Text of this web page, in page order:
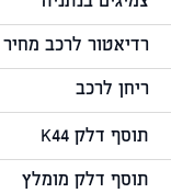
רדיאטור לרכב מחיר
ריחן לרכב
תוסף דלק K44
תוסף דלק מומלץ